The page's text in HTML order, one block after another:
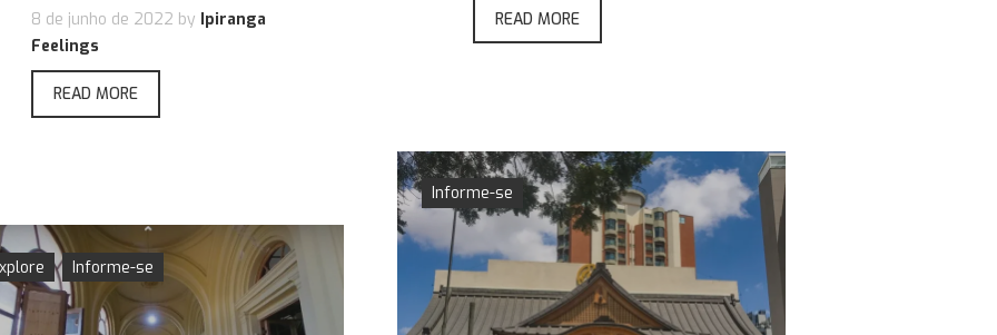
8 de junho de 2022 by Ipiranga
Feelings
READ MORE
READ MORE
Informe-se
Informe-se